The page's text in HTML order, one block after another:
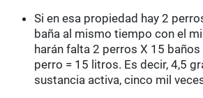
Si en esa propiedad hay 2
baña al mismo tiempo con el
harán falta 2 perros X 15
perro = 15 litros. Es decir, 4,5
sustancia activa, cinco mil